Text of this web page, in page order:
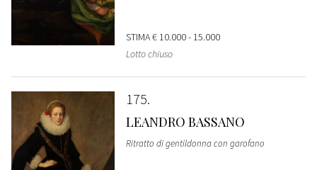
STIMA€ 10.000 - 15.000
Lotto chiuso
175
LEANDRO BASSANO
Ritratto di gentildonna con garofano